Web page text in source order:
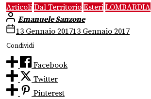
Articoli Dal Territorio Esteri LOMBARDIA
Emanuele Sanzone
13 Gennaio 201713 Gennaio 2017
Condividi
Facebook
Twitter
Pinterest